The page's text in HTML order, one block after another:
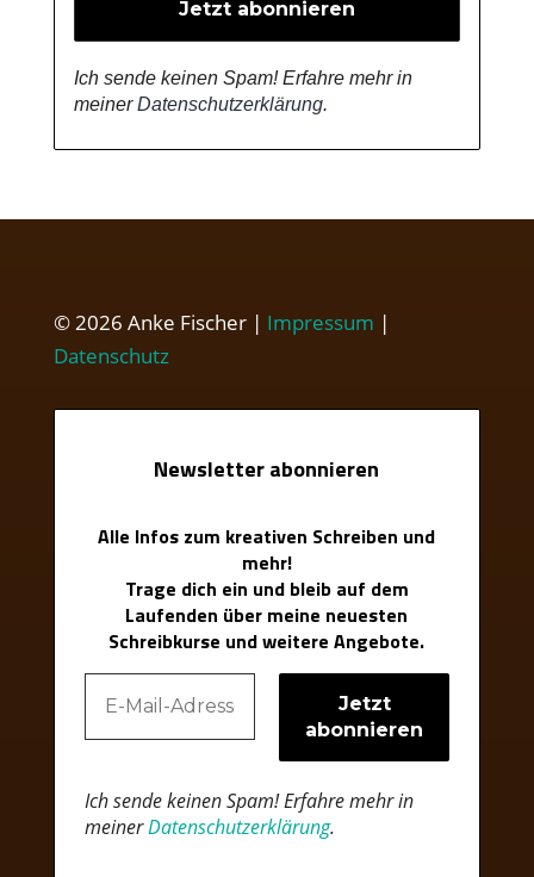
Ich sende keinen Spam! Erfahre mehr in
meinerDatenschutzerklärung.
© 2026 Anke Fischer | Impressum |
Datenschutz
Newsletter abonnieren
Alle Infos zum kreativen Schreiben und
mehr!
Trage dich ein und bleib auf dem
Laufenden über meine neuesten
Schreibkurse und weitere Angebote.
Ich sende keinen Spam! Erfahre mehr in
meinerDatenschutzerklärung.